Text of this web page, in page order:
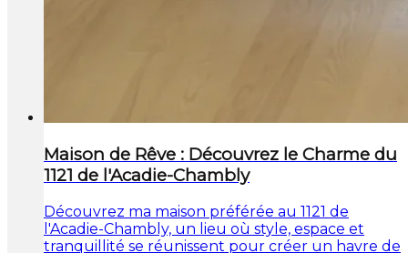
Maison de Rêve : Découvrez le Charme du
1121 de l'Acadie-Chambly
Découvrez ma maison préférée au 1121 de
l'Acadie-Chambly, un lieu où style, espace et
tranquillité se réunissent pour créer un havre de